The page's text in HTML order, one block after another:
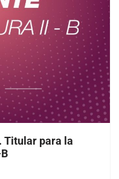
Titular para la